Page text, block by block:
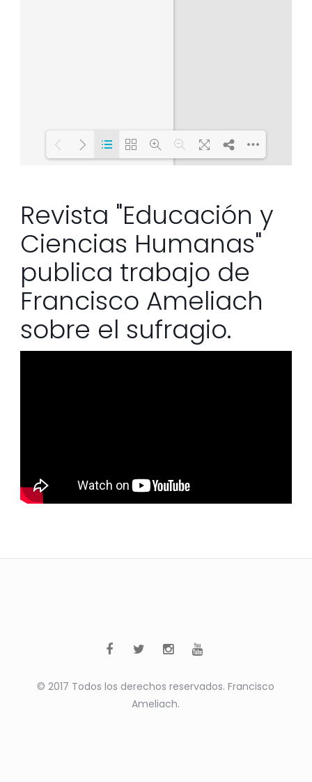
Revista "Educación y
Ciencias Humanas"
publica trabajo de
Francisco Ameliach
sobre el sufragio.
© 2017 Todos los derechos reservados. Francisco
Ameliach.